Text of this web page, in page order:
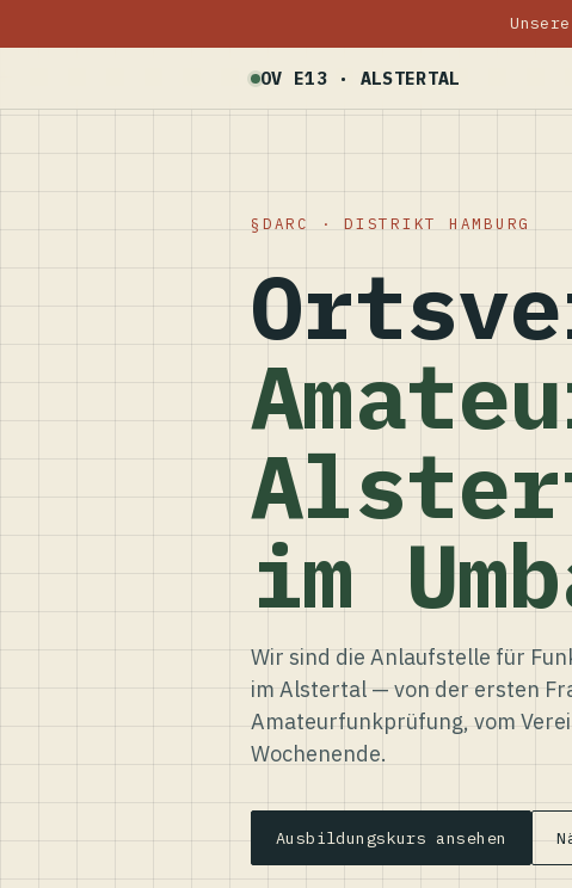
OV E13 · ALSTERTAL
DARC · DISTRIKT HAMBURG
im
Wir sind die Anlaufstelle für
im Alstertal — von der ersten
Amateurfunkprüfung, vom
Wochenende.
Ausbildungskurs ansehen